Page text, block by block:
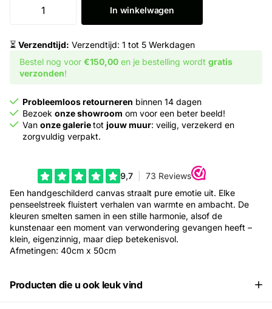
In winkelwagen
⏳ Verzendtijd: Verzendtijd: 1 tot 5 Werkdagen
Bestel nog voor €150,00 en je bestelling wordt gratis
verzonden!
Probleemloos retourneren binnen 14 dagen
Bezoek onze showroom om voor een beter beeld!
Van onze galerietot jouw muur: veilig, verzekerd en
zorgvuldig verpakt.
Een handgeschilderd canvas straalt pure emotie uit. Elke
penseelstreek fluistert verhalen van warmte en ambacht. De
kleuren smelten samen in een stille harmonie, alsof de
kunstenaar een moment van verwondering gevangen heeft –
klein, eigenzinnig, maar diep betekenisvol.
Afmetingen: 40cm x 50cm
Producten die u ook leuk vind